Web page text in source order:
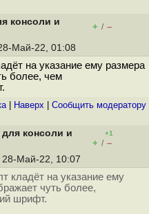
консоли и
+ / –
Май-22, 01:08
на указание ему размера
более, чем
| Наверх Cообщить модератору
консоли и
+1
+ / –
28-Май-22, 10:07
кладёт на указание ему
чуть более,
шрифт.